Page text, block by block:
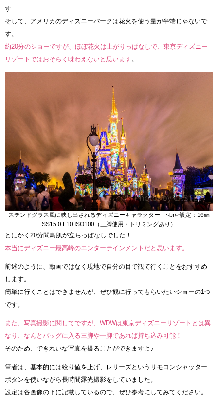
す
そして、アメリカのディズニーパークは花火を使う量が半端じゃないで
す。
約20分のショーですが、ほぼ花火は上がりっぱなしで、東京ディズニー
リゾートではおそらく味わえないと思います 。
ステンドグラス風に映し出されるディズニーキャラクター <br/>設定：16㎜
SS15.0 F10 ISO100（三脚使用・トリミングあり）
とにかく20分間鳥肌が立ちっぱなしでした！
本当にディズニー最高峰のエンターテインメントだと思います。
前述のように、動画ではなく現地で自分の目で観て行くことをおすすめ
します。
簡単に行くことはできませんが、ぜひ観に行ってもらいたいショーの1つ
です。
また、写真撮影に関してですが、WDWは東京ディズニーリゾートとは異
なり、なんとバッグに入る三脚や一脚であれば持ち込み可能！
そのため、できれいな写真を撮ることができますよ♪
筆者は、基本的には絞り値を上げ、レリーズというリモコンシャッター
ボタンを使いながら長時間露光撮影をしていました。
設定は各画像の下に記載しているので、ぜひ参考にしてみてください。